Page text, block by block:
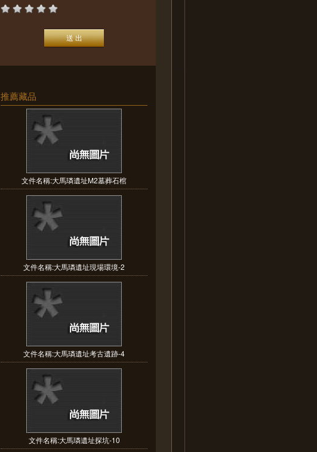
推薦藏品
文件名稱:大馬璘遺址M2墓葬石棺
文件名稱:大馬璘遺址現場環境-2
文件名稱:大馬璘遺址考古遺跡-4
文件名稱:大馬璘遺址探坑-10